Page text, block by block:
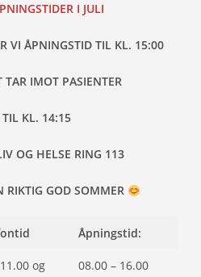
I JULI
VI ÅPNINGSTID TIL KL. 15:00
TAR IMOT PASIENTER
TIL KL. 14:15
OG HELSE RING 113
RIKTIG GOD SOMMER
Åpningstid:
og
08.00 – 16.00